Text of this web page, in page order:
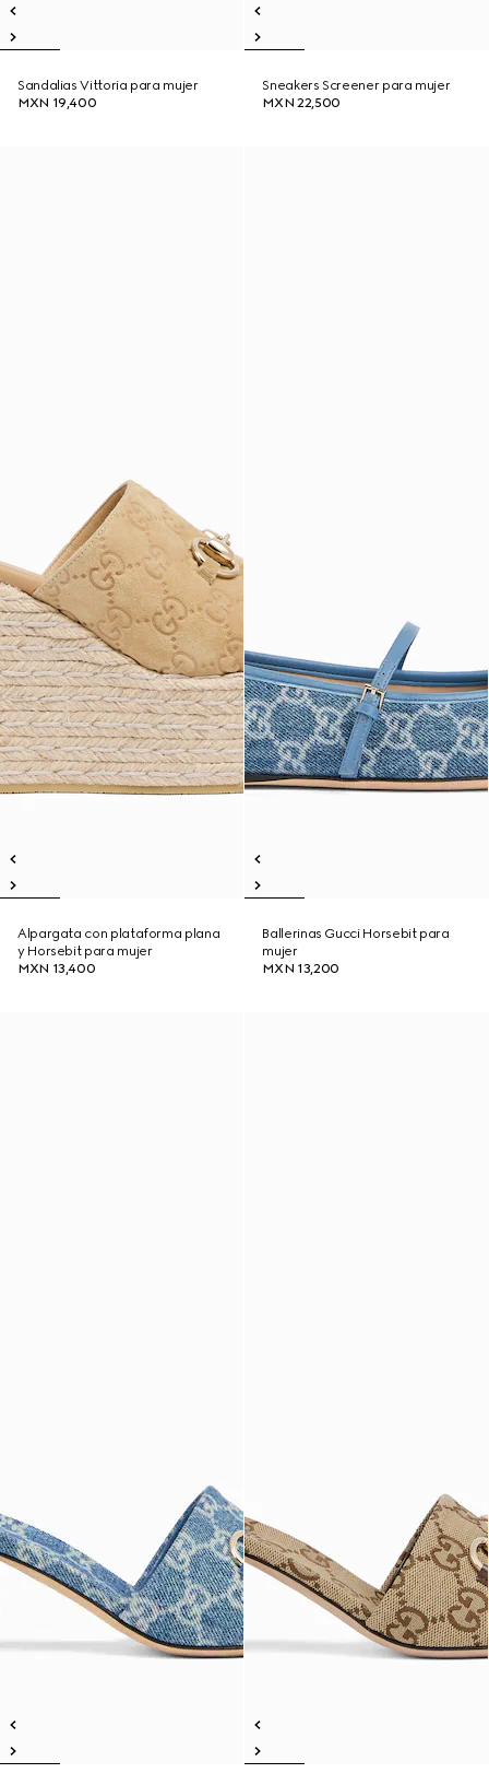
Sandalias Vittoria para mujer
MXN 19,400
Sneakers Screener para mujer
MXN 22,500
Alpargata con plataforma plana
y Horsebit para mujer
MXN 13,400
Ballerinas Gucci Horsebit para
mujer
MXN 13,200